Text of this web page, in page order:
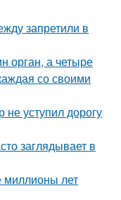
запретили в
орган, а четыре
со своими
не уступил дорогу
заглядывает в
миллионы лет